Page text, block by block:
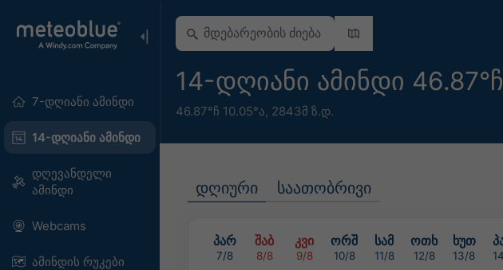
7-დღიანი ამინდი
14-დღიანი ამინდი
დღევანდელი
ამინდი
Webcams
ამინდის რუკები
14-დღიანი ამინდი
46.87°ჩ 10.05°ა, 2843მ ზ.დ.
დღიური საათობრივი
პარ შაბ კვი ორშ სამ ოთხ ხუთ
7/8 8/8 9/8 10/8 11/8 12/8 13/8